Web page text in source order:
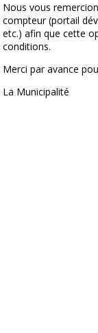
Nous vous
compteur (portail
etc.) afin que cette
conditions.
Merci par avance
La Municipalité